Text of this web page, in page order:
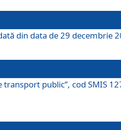
din data de 29 decembrie
public”, cod SMIS